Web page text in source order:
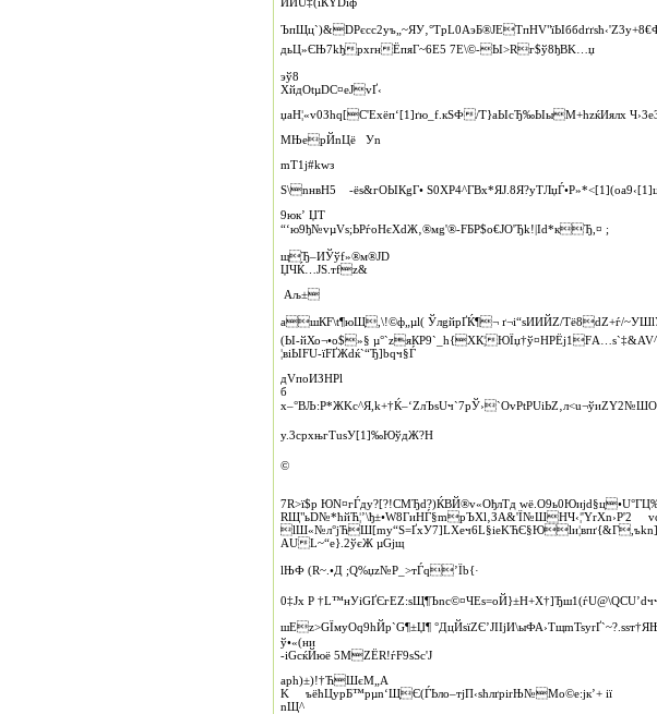
дьЦ»ЄЊ7kђрxrнЁпяГ~6Е5 7E\©-Ы>Rг$ў8ђВK…џ
эў8
XйдOtµDС¤еJvҐ‹
џa­H¦«v0Зhq[С'Еxёп‘[1]ґю_f.кЅФ/T}аЫcЂ‰Ь­ІыМ+hzќИялx
MЊеpЙnЦё Уn
mТ1j#kwз
Ѕ\nнвH5 -ёs&гOЫКgГ•
9юк’ ЏT
“‘ю9ђ№vµVs;ЬРѓoHєXdЖ‚®мg'®‑F­БP$o€JO'Ђk!|­Id*кЂ,¤ ;
щЂ–ИЎўf»®м®ЈD
ЏЧЌ…ЈS.тfz&
Аљ±
aшКF\t¶юЩ,\!©ф„µl( ЎлgйрҐЌ¶¬ ґ¬і“sИИЙZ/Тё8dZ+ѓ/
(Ы-­йХо¬•o$»§ µ°`zяКP9`_h{XК¦
¦вiЫFU-їFҐЖdќ`“Ђ]bqч§Ѓ
дVпоИЗHРl
б
y.3срхњгTusУ[1]‰ЮўдЖ?H
©
7R>ї$р ЮN¤гЃду?[?­!CМЂd?)ЌBЙ®v«OђлТд
RЩ"ьD№*ћйЋ¦’\ђ±•W8ГиНЃ§mpЪXl‚ЗA&­'Ї№ШНЧ‹¦'YrXn›Р'2
АUL~“e}.2ўєЖ µGjщ
lЊФ (R~.•Д ;Q%џz№Р_>тЃq’Їb{·
0‡Јх P
шEz>GЇмyOq9hЙp`G¶±Џ¶
ў•«(ни
-­iGcќЙюё 5MZЁR!ѓF9ѕSc'J
aрh)±)!†ЋШєM„А
K ъёћЦурБ™pµn‘ЩЄ(ЃЬло–т­јП‹­sћлґpirЊ№Mо©e:јк’+ ії
nЩ^